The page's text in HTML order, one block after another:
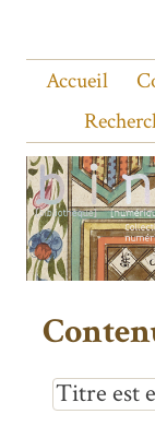
Accueil
Titre est